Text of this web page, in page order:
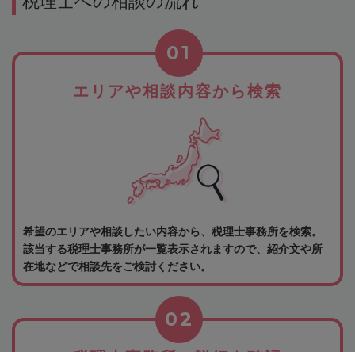
エリアや相談内容から検索
01
希望のエリアや相談したい内容から、税理士事務所を検索。
該当する税理士事務所が一覧表示されますので、紹介文や所
在地などで相談先をご検討ください。
02